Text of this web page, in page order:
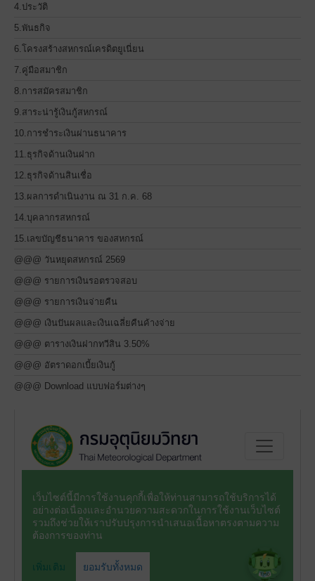
4.ประวัติ
5.พันธกิจ
6.โครงสร้างสหกรณ์เครดิตยูเนี่ยน
7.คู่มือสมาชิก
8.การสมัครสมาชิก
9.สาระน่ารู้เงินกู้สหกรณ์
10.การชำระเงินผ่านธนาคาร
11.ธุรกิจด้านเงินฝาก
12.ธุรกิจด้านสินเชื่อ
13.ผลการดำเนินงาน ณ 31 ก.ค. 68
14.บุคลากรสหกรณ์
15.เลขบัญชีธนาคาร ของสหกรณ์
@@@ วันหยุดสหกรณ์ 2569
@@@ รายการเงินรอตรวจสอบ
@@@ รายการเงินจ่ายคืน
@@@ เงินปันผลและเงินเฉลี่ยคืนค้างจ่าย
@@@ ตารางเงินฝากทวีสิน 3.50%
@@@ อัตราดอกเบี้ยเงินกู้
@@@ Download แบบฟอร์มต่างๆ